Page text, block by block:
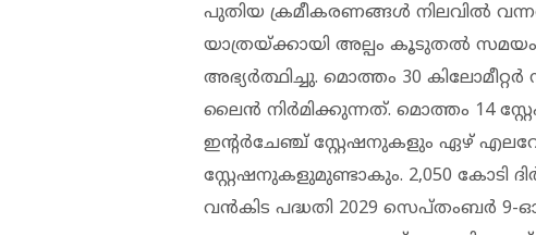
പുതിയ ക്രമീകരണങ്ങൾ നിലവിൽ
യാത്രയ്ക്കായി അല്പം കൂടുതൽ
അഭ്യർത്ഥിച്ചു. മൊത്തം 30
ലൈൻ നിർമിക്കുന്നത്. മൊത്തം 14
ഇന്റർചേഞ്ച് സ്റ്റേഷനുകളും ഏഴ്
സ്റ്റേഷനുകളുമുണ്ടാകും. 2,050 കോടി
വൻകിട പദ്ധതി 2029 സെപ്തംബർ